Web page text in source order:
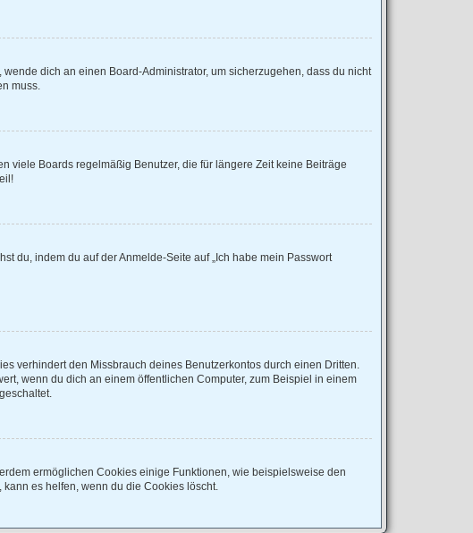
dich an einen Board-Administrator, um sicherzugehen, dass du nicht
muss.
viele Boards regelmäßig Benutzer, die für längere Zeit keine Beiträge
du, indem du auf der Anmelde-Seite auf „Ich habe mein Passwort
verhindert den Missbrauch deines Benutzerkontos durch einen Dritten.
wenn du dich an einem öffentlichen Computer, zum Beispiel in einem
ermöglichen Cookies einige Funktionen, wie beispielsweise den
es helfen, wenn du die Cookies löscht.